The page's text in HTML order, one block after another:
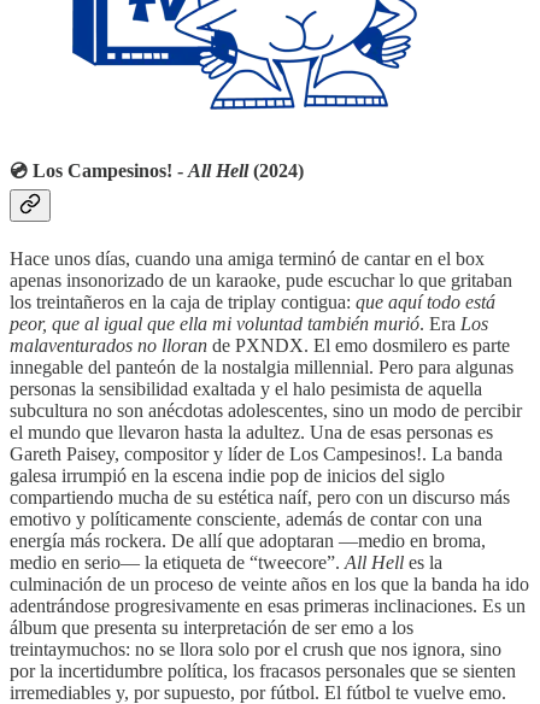
💿 Los Campesinos! - All Hell(2024)
Hace unos días, cuando una amiga terminó de cantar en el box
apenas insonorizado de un karaoke, pude escuchar lo que gritaban
los treintañeros en la caja de triplay contigua: que aquí todo está
peor, que al igual que ella mi voluntad también murió. Era Los
malaventurados no lloran de PXNDX. El emo dosmilero es parte
innegable del panteón de la nostalgia millennial. Pero para algunas
personas la sensibilidad exaltada y el halo pesimista de aquella
subcultura no son anécdotas adolescentes, sino un modo de percibir
el mundo que llevaron hasta la adultez. Una de esas personas es
Gareth Paisey, compositor y líder de Los Campesinos!. La banda
galesa irrumpió en la escena indie pop de inicios del siglo
compartiendo mucha de su estética naíf, pero con un discurso más
emotivo y políticamente consciente, además de contar con una
energía más rockera. De allí que adoptaran —medio en broma,
medio en serio— la etiqueta de “tweecore”. All Hell es la
culminación de un proceso de veinte años en los que la banda ha ido
adentrándose progresivamente en esas primeras inclinaciones. Es un
álbum que presenta su interpretación de ser emo a los
treintaymuchos: no se llora solo por el crush que nos ignora, sino
por la incertidumbre política, los fracasos personales que se sienten
irremediables y, por supuesto, por fútbol. El fútbol te vuelve emo.